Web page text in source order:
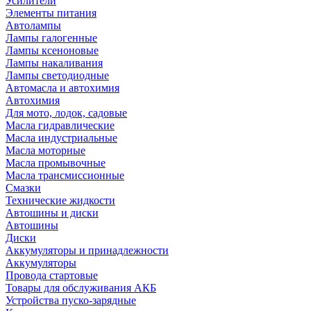
Элементы питания
Автолампы
Лампы галогенные
Лампы ксеноновые
Лампы накаливания
Лампы светодиодные
Автомасла и автохимия
Автохимия
Для мото, лодок, садовые
Масла гидравлические
Масла индустриальные
Масла моторные
Масла промывочные
Масла трансмиссионные
Смазки
Технические жидкости
Автошины и диски
Автошины
Диски
Аккумуляторы и принадлежности
Аккумуляторы
Провода стартовые
Товары для обслуживания АКБ
Устройства пуско-зарядные